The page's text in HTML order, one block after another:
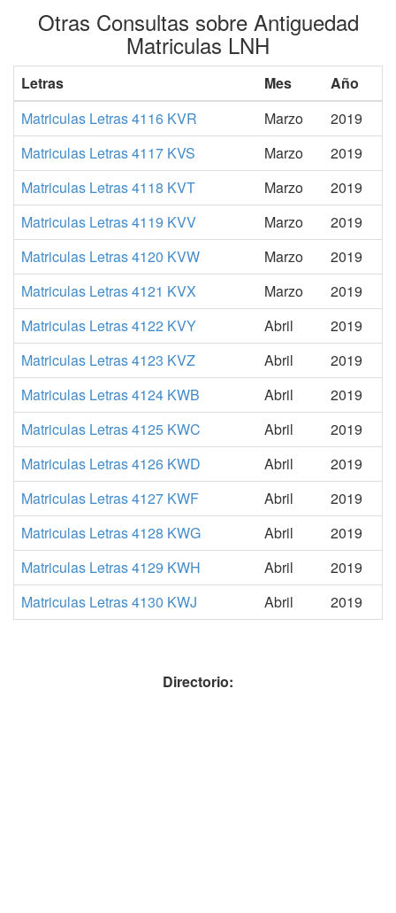
Otras Consultas sobre Antiguedad
Matriculas LNH
Letras Mes
Año
Matriculas Letras 4116 KVR
Marzo
2019
Matriculas Letras 4117 KVS
Marzo
2019
Matriculas Letras 4118 KVT
Marzo
2019
Matriculas Letras 4119 KVV
Marzo
2019
Matriculas Letras 4120 KVW
Marzo
2019
Matriculas Letras 4121 KVX
Marzo
2019
Matriculas Letras 4122 KVY
Abril
2019
Matriculas Letras 4123 KVZ
Abril
2019
Matriculas Letras 4124 KWB
Abril
2019
Matriculas Letras 4125 KWC
Abril
2019
Matriculas Letras 4126 KWD
Abril
2019
Matriculas Letras 4127 KWF
Abril
2019
Matriculas Letras 4128 KWG
Abril
2019
Matriculas Letras 4129 KWH
Abril
2019
Matriculas Letras 4130 KWJ
Abril 2019
Directorio: